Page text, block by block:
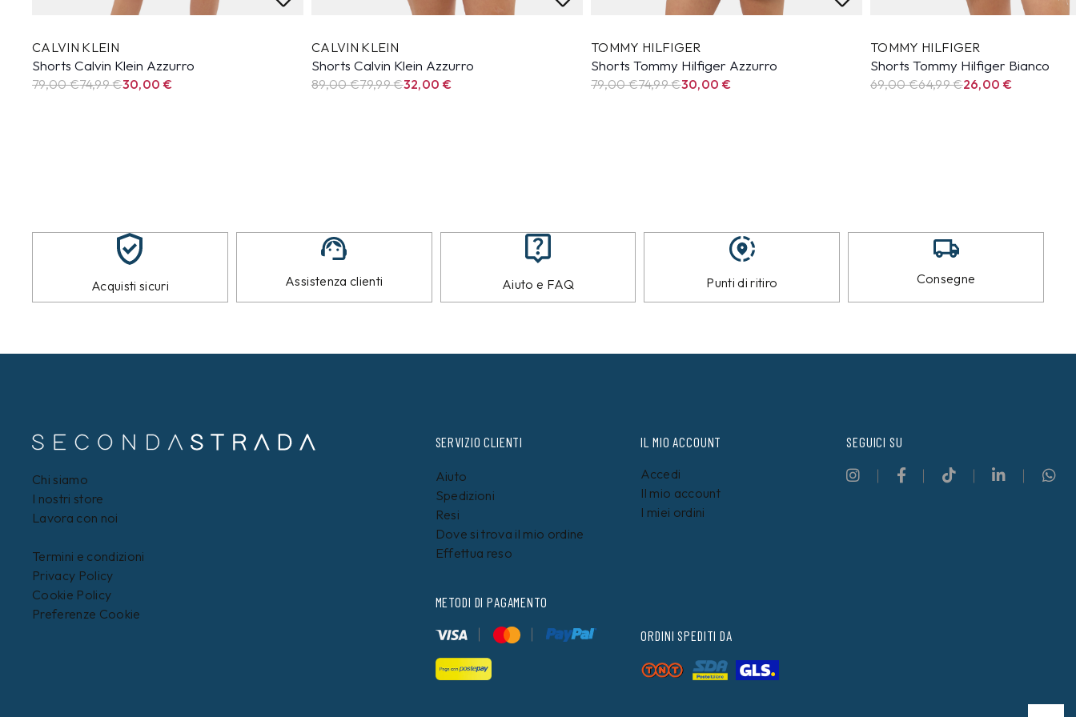
CALVIN KLEIN
Shorts Calvin Klein Azzurro
79,00 €74,99€30,00 €
CALVIN KLEIN
Shorts Calvin Klein Azzurro
89,00 €79,99€32,00 €
TOMMY HILFIGER
Shorts Tommy Hilfiger Azzurro
79,00 €74,99€30,00 €
TOMMY HILFIGER
Shorts Tommy Hilfiger Bianco
69,00 €64,99€26,00 €
Acquisti sicuri Assistenza clienti Aiuto e FAQ Punti di ritiro Consegne
Chi siamo
I nostri store
Lavora con noi
Termini e condizioni
Privacy Policy
Cookie Policy
Preferenze Cookie
SERVIZIO CLIENTI
Aiuto
Spedizioni
Resi
Dove si trova il mio ordine
Effettua reso
METODI DI PAGAMENTO
IL MIO ACCOUNT
Accedi
Il mio account
I miei ordini
ORDINI SPEDITI DA
SEGUICI SU